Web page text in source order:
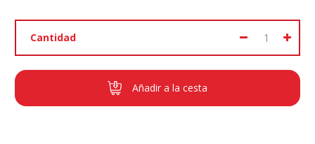
Cantidad
Añadir a la cesta